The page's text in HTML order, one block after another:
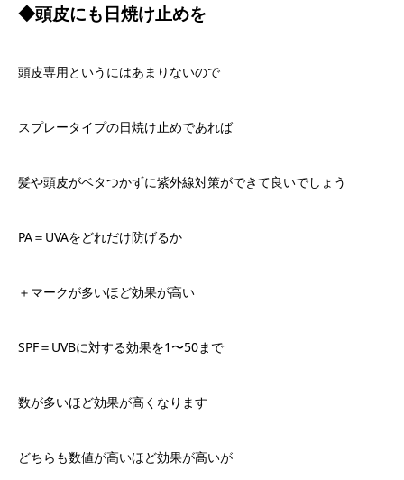
◆頭皮にも日焼け止めを
頭皮専用というにはあまりないので
スプレータイプの日焼け止めであれば
髪や頭皮がベタつかずに紫外線対策ができて良いでしょう
PA＝ UVAをどれだけ防げるか
＋マークが多いほど効果が高い
SPF＝ UVBに対する効果を1 〜50まで
数が多いほど効果が高くなります
どちらも数値が高いほど効果が高いが